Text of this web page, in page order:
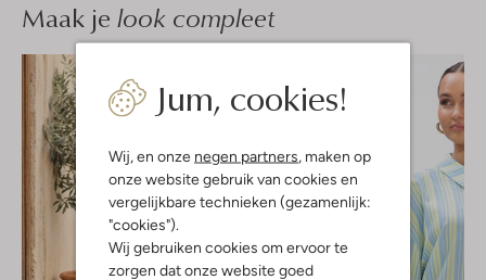
Jum, cookies!
Wij, en onze negen partners, maken op
onze website gebruik van cookies en
vergelijkbare technieken (gezamenlijk:
"cookies").
Wij gebruiken cookies om ervoor te
zorgen dat onze website goed
Maak je look compleet